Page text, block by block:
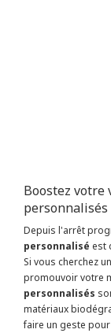
Boostez votre
personnalisés
Depuis l'arrêt
personnalisé est
Si vous cherchez
promouvoir votre
personnalisés
matériaux
faire un geste